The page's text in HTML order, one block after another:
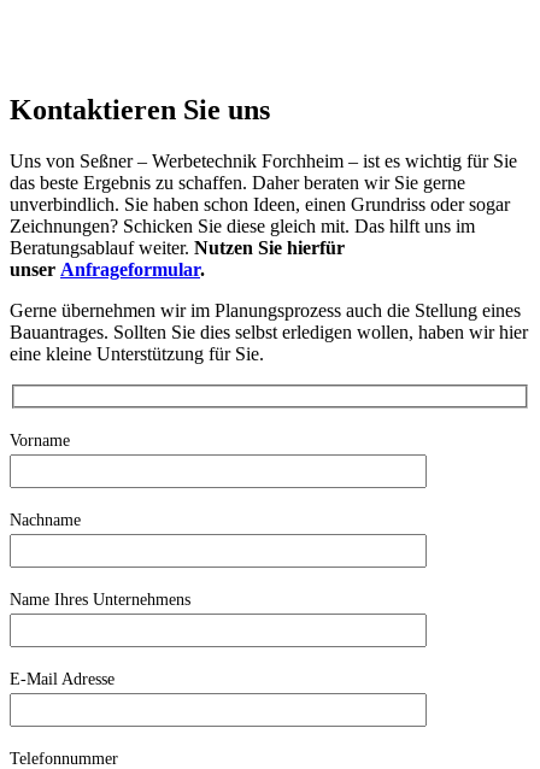
Kontaktieren Sie uns
Uns von Seßner – Werbetechnik Forchheim – ist es wichtig für Sie
das beste Ergebnis zu schaffen. Daher beraten wir Sie gerne
unverbindlich. Sie haben schon Ideen, einen Grundriss oder sogar
Zeichnungen? Schicken Sie diese gleich mit. Das hilft uns im
Beratungsablauf weiter. Nutzen Sie hierfür
unser Anfrageformular.
Gerne übernehmen wir im Planungsprozess auch die Stellung eines
Bauantrages. Sollten Sie dies selbst erledigen wollen, haben wir hier
eine kleine Unterstützung für Sie.
Vorname
Nachname
Name Ihres Unternehmens
E-Mail Adresse
Telefonnummer